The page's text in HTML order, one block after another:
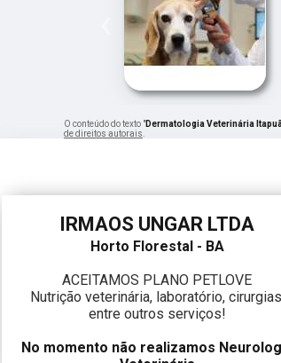
O conteúdo do texto "Dermatologia Veterinária
de direitos autorais
IRMAOS UNGAR LTDA
Horto Florestal - BA
ACEITAMOS PLANO PETLOVE
Nutrição veterinária, laboratório,
entre outros serviços!
No momento não realizamos